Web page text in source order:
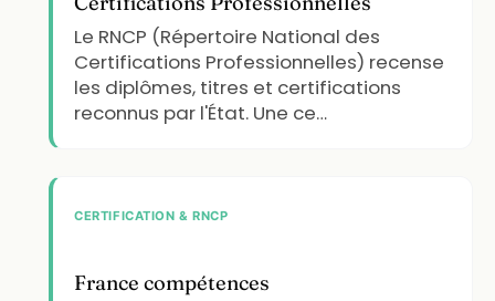
Le RNCP (Répertoire National des
Certifications Professionnelles) recense
les diplômes, titres et certifications
reconnus par l'État. Une ce…
CERTIFICATION & RNCP
France compétences